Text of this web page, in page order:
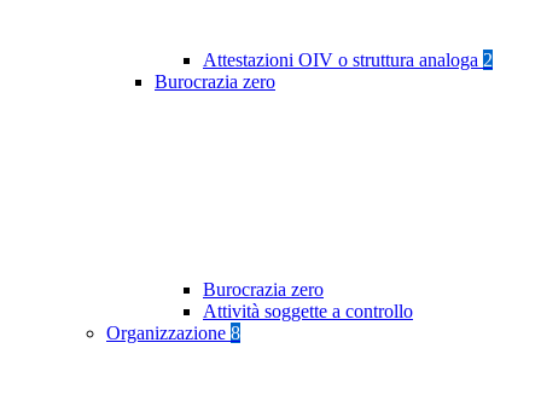
Attestazioni OIV o struttura analoga 2
Burocrazia zero
Burocrazia zero
Attività soggette a controllo
Organizzazione 8